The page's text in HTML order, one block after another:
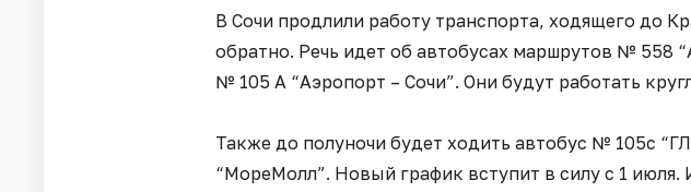
В Сочи продлили работу транспорта, ходящего до
обратно. Речь идет об автобусах маршрутов № 558
№ 105 А “Аэропорт – Сочи”. Они будут работать
Также до полуночи будет ходить автобус № 105с
“МореМолл”. Новый график вступит в силу с 1 июля.